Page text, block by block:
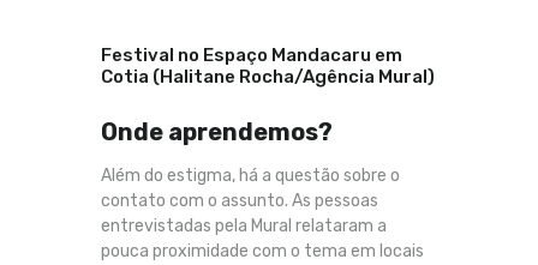
Festival no Espaço Mandacaru em
Cotia (Halitane Rocha/Agência Mural)
Onde aprendemos?
Além do estigma, há a questão sobre o
contato com o assunto. As pessoas
entrevistadas pela Mural relataram a
pouca proximidade com o tema em locais